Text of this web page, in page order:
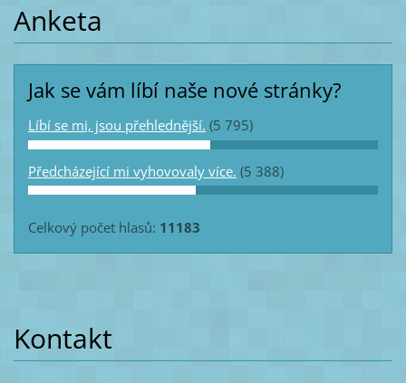
Anketa
Jak se vám líbí naše nové stránky?
Líbí se mi, jsou přehlednější. (5 795)
Předcházející mi vyhovovaly více. (5 388)
Celkový počet hlasů: 11183
Kontakt